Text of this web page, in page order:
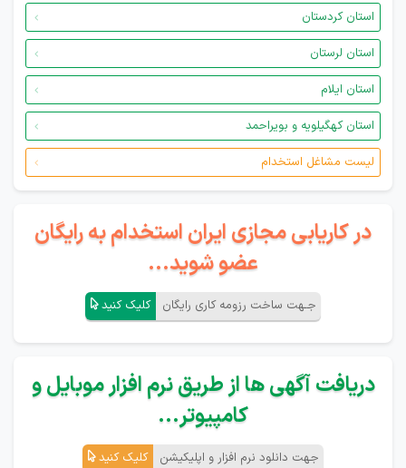
استان کردستان
استان لرستان
استان ایلام
استان کهگیلویه و بویراحمد
لیست مشاغل استخدام
در کاریابی مجازی ایران استخدام به رایگان
عضو شوید...
جـهت ساخت رزومه کاری رایگان کلیک کنید
دریافت آگهی ها از طریق نرم افزار موبایل و
کامپیوتر...
جهت دانلود نرم افزار و اپلیکیشن کلیک کنید